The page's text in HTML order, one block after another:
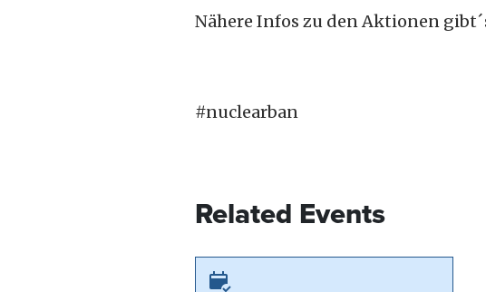
Nähere Infos zu den Aktionen
#nuclearban
Related Events